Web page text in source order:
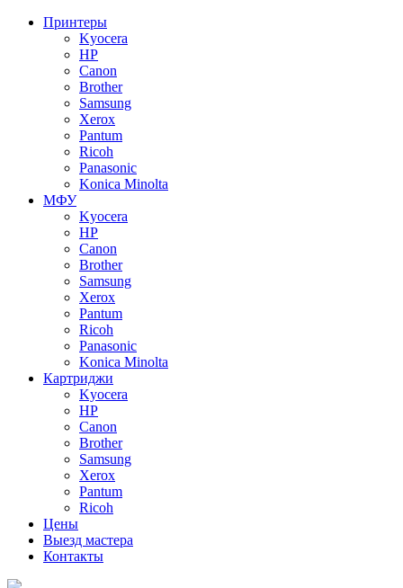
Принтеры
Kyocera
HP
Canon
Brother
Samsung
Xerox
Pantum
Ricoh
Panasonic
Konica Minolta
МФУ
Kyocera
HP
Canon
Brother
Samsung
Xerox
Pantum
Ricoh
Panasonic
Konica Minolta
Картриджи
Kyocera
HP
Canon
Brother
Samsung
Xerox
Pantum
Ricoh
Цены
Выезд мастера
Контакты